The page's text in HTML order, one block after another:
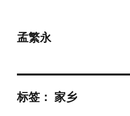
孟繁永
标签：家乡